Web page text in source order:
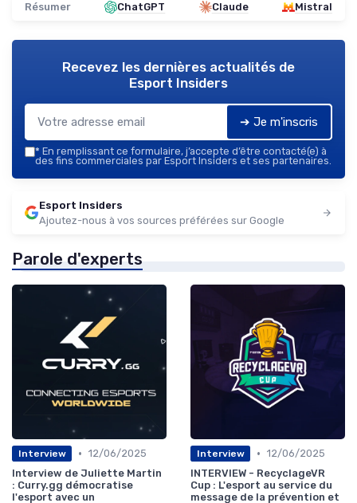
Résumer ChatGPT Claude Mistral
Recevez les dernières actualités de
Esport Insiders
➔ Je m'inscris
* En remplissant ce formulaire, j’accepte d’être contacté(e) à
des fins commerciales par Esport Insiders et ses partenaires.
Esport Insiders
Ajoutez-nous à vos sources préférées sur Google
Parole d'experts
Interview • 12/06/2025
Interview de Juliette Martin
: Curry.gg démocratise
l'esport avec un
Interview • 12/06/2025
INTERVIEW - RecyclageVR
Cup : L'esport au service du
message de la prévention et